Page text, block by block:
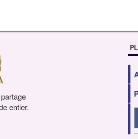
entier.